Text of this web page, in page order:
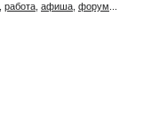
работа афиша форум